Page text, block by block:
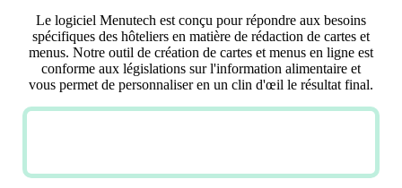
Le logiciel Menutech est conçu pour répondre aux besoins
spécifiques des hôteliers en matière de rédaction de cartes et
menus. Notre outil de création de cartes et menus en ligne est
conforme aux législations sur l'information alimentaire et
vous permet de personnaliser en un clin d'œil le résultat final.